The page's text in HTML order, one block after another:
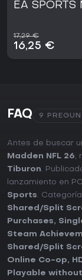
EA
17,29 €
16,25 €
FAQ 9
Antes de buscar
Madden NFL 26,
Tiburon.
lanzamiento en
Sports.
Shared/Split
Purchases,
Steam
Shared/Split
Online Co-op,
Playable